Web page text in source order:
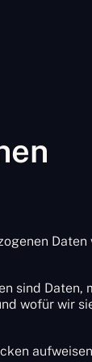
sind Daten,
wofür wir